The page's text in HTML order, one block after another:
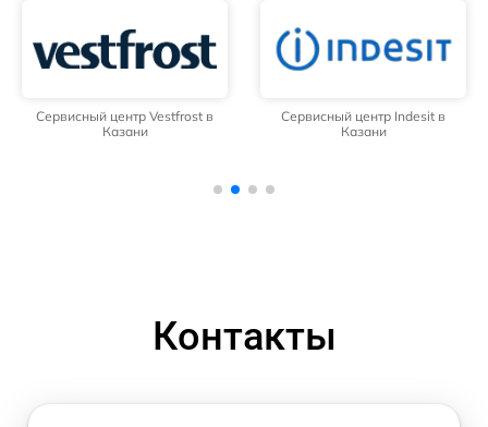
Сервисный центр Vestfrost в
Казани
Сервисный центр Indesit в
Казани
Контакты